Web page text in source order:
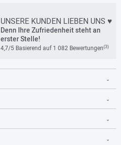
UNSERE KUNDEN LIEBEN UNS ♥
Denn Ihre Zufriedenheit steht an
erster Stelle!
4,7/5 Basierend auf 1 082 Bewertungen(3)